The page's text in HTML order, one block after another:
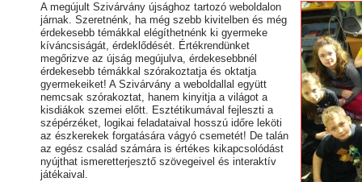
A megújult Szivárvány újsághoz tartozó weboldalon
járnak. Szeretnénk, ha még szebb kivitelben és még
érdekesebb témákkal elégíthetnénk ki gyermeke
kíváncsiságát, érdeklődését. Értékrendünket
megőrizve az újság megújulva, érdekesebbnél
érdekesebb témákkal szórakoztatja és oktatja
gyermekeiket! A Szivárvány a weboldallal együtt
nemcsak szórakoztat, hanem kinyitja a világot a
kisdiákok szemei előtt. Esztétikumával fejleszti a
szépérzéket, logikai feladataival hosszú időre leköti
az észkerekek forgatására vágyó csemetét! De talán
az egész család számára is értékes kikapcsolódást
nyújthat ismeretterjesztő szövegeivel és interaktív
játékaival.